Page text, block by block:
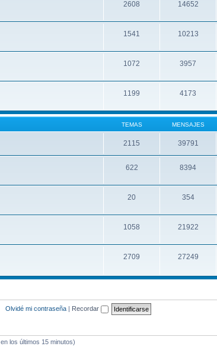
2608 14652
1541 10213
1072 3957
1199 4173
TEMAS MENSAJES
2115 39791
622 8394
20 354
1058 21922
2709 27249
Olvidé mi contraseña | Recordar
los últimos 15 minutos)